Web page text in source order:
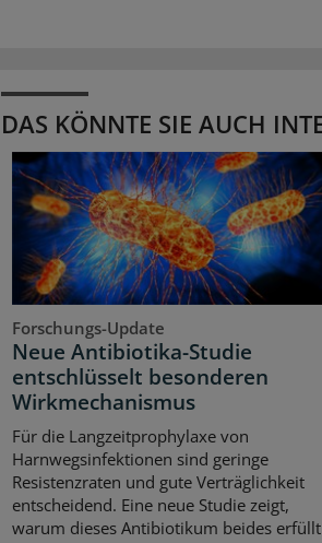
DAS KÖNNTE SIE AUCH
Forschungs-Update
Neue Antibiotika-Studie
entschlüsselt besonderen
Wirkmechanismus
Für die Langzeitprophylaxe von
Harnwegsinfektionen sind geringe
Resistenzraten und gute Verträglichkeit
entscheidend. Eine neue Studie zeigt,
warum dieses Antibiotikum beides